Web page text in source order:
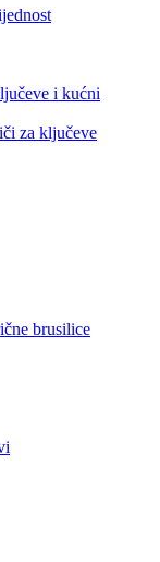
i kućni
za ključeve
brusilice